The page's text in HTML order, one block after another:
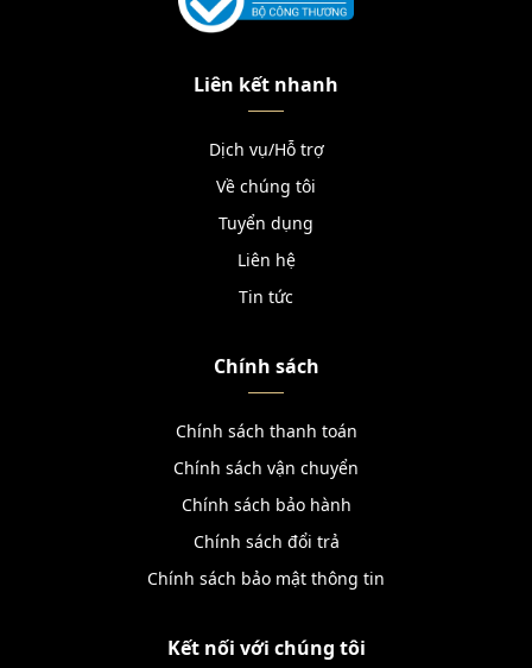
Liên kết nhanh
Dịch vụ/Hỗ trợ
Về chúng tôi
Tuyển dụng
Liên hệ
Tin tức
Chính sách
Chính sách thanh toán
Chính sách vận chuyển
Chính sách bảo hành
Chính sách đổi trả
Chính sách bảo mật thông tin
Kết nối với chúng tôi